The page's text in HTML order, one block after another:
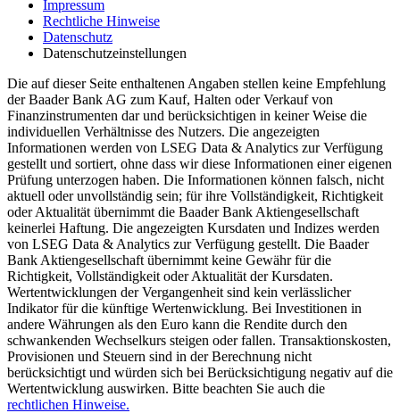
Impressum
Rechtliche Hinweise
Datenschutz
Datenschutzeinstellungen
Die auf dieser Seite enthaltenen Angaben stellen keine Empfehlung
der Baader Bank AG zum Kauf, Halten oder Verkauf von
Finanzinstrumenten dar und berücksichtigen in keiner Weise die
individuellen Verhältnisse des Nutzers. Die angezeigten
Informationen werden von LSEG Data & Analytics zur Verfügung
gestellt und sortiert, ohne dass wir diese Informationen einer eigenen
Prüfung unterzogen haben. Die Informationen können falsch, nicht
aktuell oder unvollständig sein; für ihre Vollständigkeit, Richtigkeit
oder Aktualität übernimmt die Baader Bank Aktiengesellschaft
keinerlei Haftung. Die angezeigten Kursdaten und Indizes werden
von LSEG Data & Analytics zur Verfügung gestellt. Die Baader
Bank Aktiengesellschaft übernimmt keine Gewähr für die
Richtigkeit, Vollständigkeit oder Aktualität der Kursdaten.
Wertentwicklungen der Vergangenheit sind kein verlässlicher
Indikator für die künftige Wertenwicklung. Bei Investitionen in
andere Währungen als den Euro kann die Rendite durch den
schwankenden Wechselkurs steigen oder fallen. Transaktionskosten,
Provisionen und Steuern sind in der Berechnung nicht
berücksichtigt und würden sich bei Berücksichtigung negativ auf die
Wertentwicklung auswirken. Bitte beachten Sie auch die
rechtlichen Hinweise.